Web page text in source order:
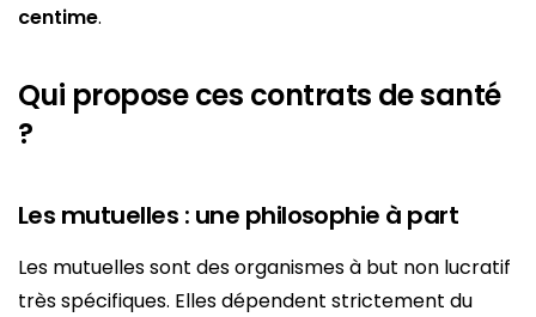
centime.
Qui propose ces contrats de santé
?
Les mutuelles : une philosophie à part
Les mutuelles sont des organismes à but non lucratif
très spécifiques. Elles dépendent strictement du